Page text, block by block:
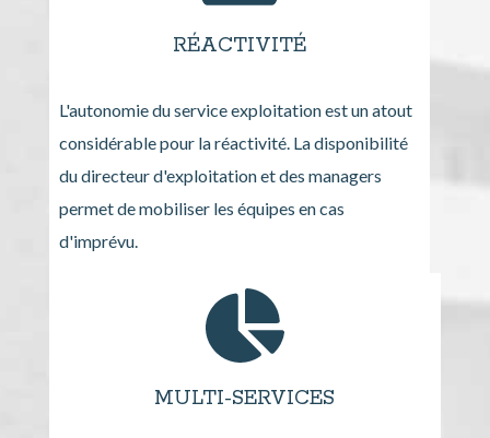
RÉACTIVITÉ
L'autonomie du service exploitation est un atout
considérable pour la réactivité. La disponibilité
du directeur d'exploitation et des managers
permet de mobiliser les équipes en cas
d'imprévu.
MULTI-SERVICES